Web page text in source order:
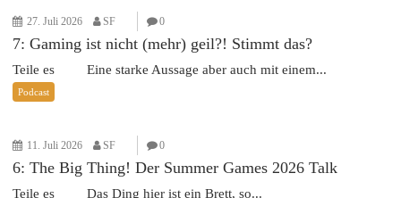
27. Juli 2026 SF 0
7: Gaming ist nicht (mehr) geil?! Stimmt das?
Teile es Eine starke Aussage aber auch mit einem...
Podcast
11. Juli 2026 SF 0
6: The Big Thing! Der Summer Games 2026 Talk
Teile es Das Ding hier ist ein Brett, so...